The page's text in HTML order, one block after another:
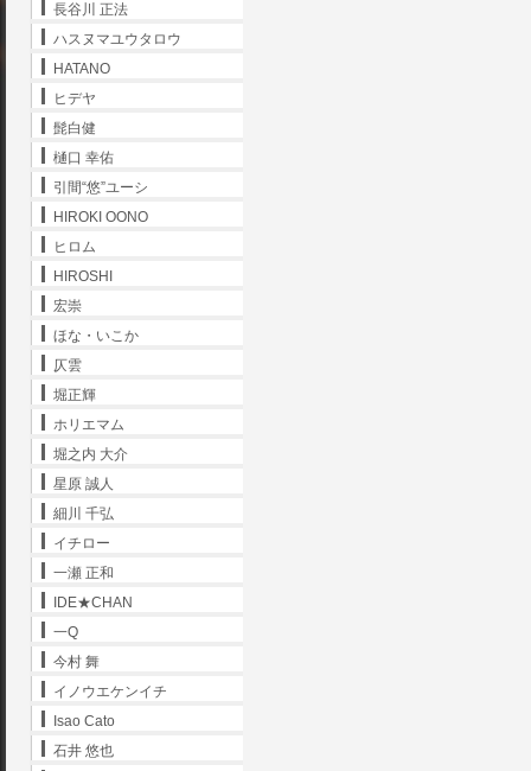
長谷川 正法
ハスヌマユウタロウ
HATANO
ヒデヤ
髭白健
樋口 幸佑
引間“悠”ユーシ
HIROKI OONO
ヒロム
HIROSHI
宏崇
ほな・いこか
仄雲
堀正輝
ホリエマム
堀之内 大介
星原 誠人
細川 千弘
イチロー
一瀬 正和
IDE★CHAN
一Q
今村 舞
イノウエケンイチ
Isao Cato
石井 悠也